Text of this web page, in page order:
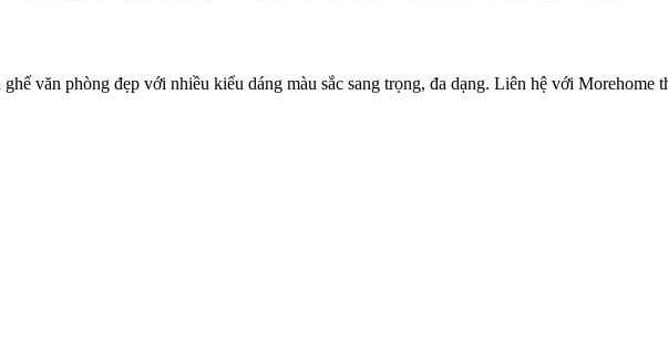
ghế văn phòng đẹp với nhiều kiểu dáng màu sắc sang trọng, đa dạng. Liên hệ với